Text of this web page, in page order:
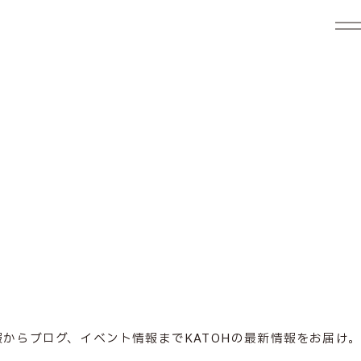
らブログ、イベント情報までKATOHの最新情報をお届け。